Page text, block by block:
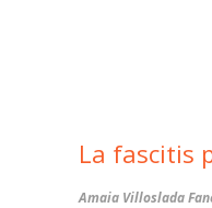
La fascitis
Amaia Villoslada